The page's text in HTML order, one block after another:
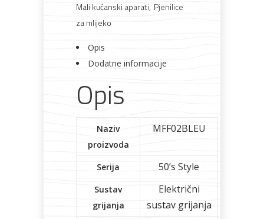
Mali kućanski aparati, Pjenilice
za mlijeko
Opis
Dodatne informacije
Opis
Naziv
proizvoda
MFF02BLEU
Serija 50’s Style
Sustav
grijanja
Električni
sustav grijanja